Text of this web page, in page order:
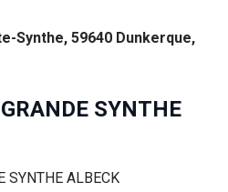
Synthe, 59640 Dunkerque,
SYNTHE